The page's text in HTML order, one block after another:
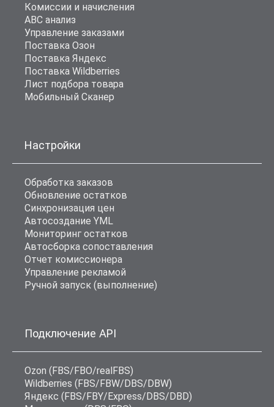
Комиссии и начисления
ABC анализ
Управление заказами
Поставка Озон
Поставка Яндекс
Поставка Wildberries
Лист подбора товара
Мобильный Сканер
Настройки
Обработка заказов
Обновление остатков
Синхронизация цен
Автосоздание YML
Мониторинг остатков
Автосборка сопоставления
Отчет комиссионера
Управление рекламой
Ручной запуск (выполнение)
Подключение API
Ozon (FBS/FBO/realFBS)
Wildberries (FBS/FBW/DBS/DBW)
Яндекс (FBS/FBY/Express/DBS/DBD)